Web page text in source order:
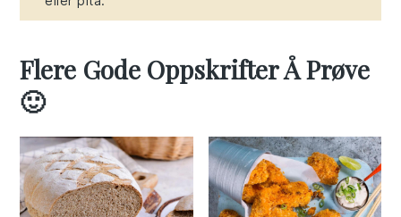
Flere Gode Oppskrifter Å Prøve
🙂